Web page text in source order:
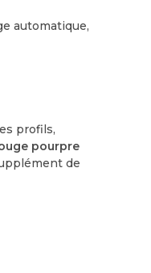
automatique,
profils,
pourpre
de